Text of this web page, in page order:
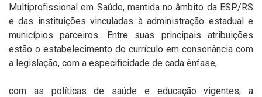
Multiprofissional em Saúde, mantida no âmbito da ESP/RS
e das instituições vinculadas à administração estadual e
municípios parceiros. Entre suas principais atribuições
estão o estabelecimento do currículo em consonância com
a legislação, com a especificidade de cada ênfase,
com as políticas de saúde e educação vigentes; a